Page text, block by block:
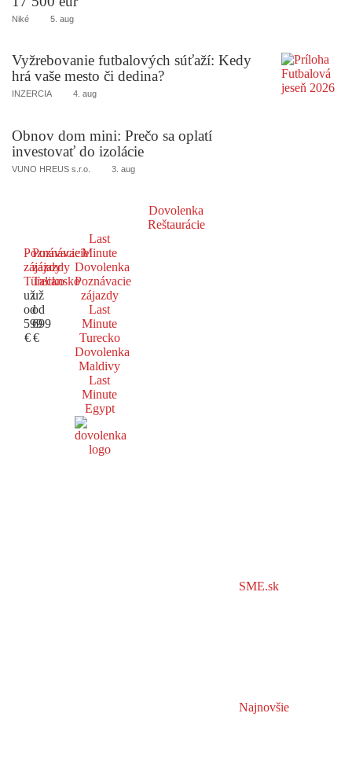
Niké 5. aug
Vyžrebovanie futbalových súťaží: Kedy
hrá vaše mesto či dedina?
INZERCIA 4. aug
Obnov dom mini: Prečo sa oplatí
investovať do izolácie
VUNO HREUS s.r.o. 3. aug
Dovolenka
Reštaurácie
Poznávacie
zájazdy
Turecko
už
od
599
€
Poznávacie
zájazdy
Taliansko
už
od
699
€
Last
Minute
Dovolenka
Poznávacie
zájazdy
Last
Minute
Turecko
Dovolenka
Maldivy
Last
Minute
Egypt
SME.sk
Najnovšie